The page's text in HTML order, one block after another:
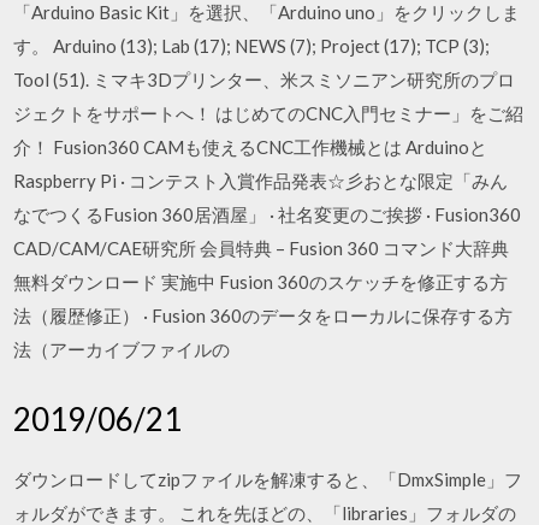
「Arduino Basic Kit」を選択、「Arduino uno」をクリックしま
す。 Arduino (13); Lab (17); NEWS (7); Project (17); TCP (3);
Tool (51). ミマキ3Dプリンター、米スミソニアン研究所のプロ
ジェクトをサポートへ！ はじめてのCNC入門セミナー」をご紹
介！ Fusion360 CAMも使えるCNC工作機械とは Arduinoと
Raspberry Pi · コンテスト入賞作品発表☆彡おとな限定「みん
なでつくるFusion 360居酒屋」 · 社名変更のご挨拶 · Fusion360
CAD/CAM/CAE研究所 会員特典 – Fusion 360 コマンド大辞典
無料ダウンロード 実施中 Fusion 360のスケッチを修正する方
法（履歴修正） · Fusion 360のデータをローカルに保存する方
法（アーカイブファイルの
2019/06/21
ダウンロードしてzipファイルを解凍すると、「DmxSimple」フ
ォルダができます。 これを先ほどの、「libraries」フォルダの